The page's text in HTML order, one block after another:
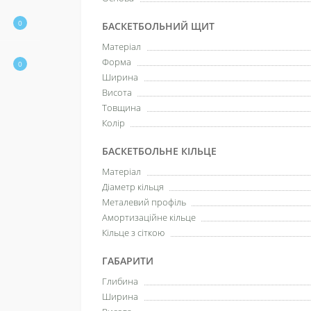
0
0
БАСКЕТБОЛЬНИЙ ЩИТ
Матеріал
Форма
Ширина
Висота
Товщина
Колір
БАСКЕТБОЛЬНЕ КІЛЬЦЕ
Матеріал
Діаметр кільця
Металевий профіль
Амортизаційне кільце
Кільце з сіткою
ГАБАРИТИ
Глибина
Ширина
Фонд